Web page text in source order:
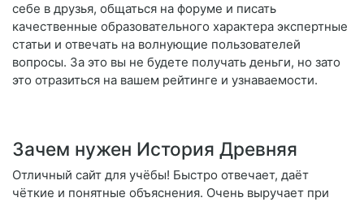
себе в друзья, общаться на форуме и писать
качественные образовательного характера экспертные
статьи и отвечать на волнующие пользователей
вопросы. За это вы не будете получать деньги, но зато
это отразиться на вашем рейтинге и узнаваемости.
Зачем нужен История Древняя
Отличный сайт для учёбы! Быстро отвечает, даёт
чёткие и понятные объяснения. Очень выручает при